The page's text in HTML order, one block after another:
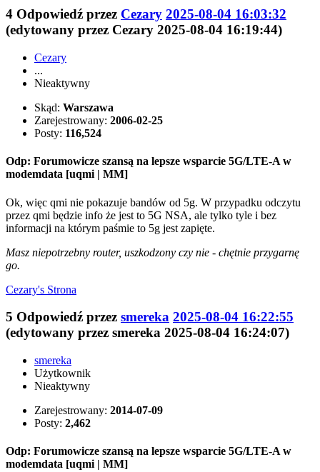
4 Odpowiedź przez Cezary 2025-08-04 16:03:32
(edytowany przez Cezary 2025-08-04 16:19:44)
Cezary
...
Nieaktywny
Skąd: Warszawa
Zarejestrowany: 2006-02-25
Posty: 116,524
Odp: Forumowicze szansą na lepsze wsparcie 5G/LTE-A w
modemdata [uqmi | MM]
Ok, więc qmi nie pokazuje bandów od 5g. W przypadku odczytu
przez qmi będzie info że jest to 5G NSA, ale tylko tyle i bez
informacji na którym paśmie to 5g jest zapięte.
Masz niepotrzebny router, uszkodzony czy nie - chętnie przygarnę
go.
Cezary's Strona
5 Odpowiedź przez smereka 2025-08-04 16:22:55
(edytowany przez smereka 2025-08-04 16:24:07)
smereka
Użytkownik
Nieaktywny
Zarejestrowany: 2014-07-09
Posty: 2,462
Odp: Forumowicze szansą na lepsze wsparcie 5G/LTE-A w
modemdata [uqmi | MM]